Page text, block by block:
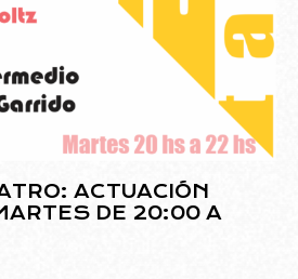
ACTUACIÓN
DE 20:00 A